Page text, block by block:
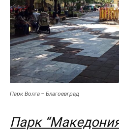
Парк Волга – Благоевград
Парк